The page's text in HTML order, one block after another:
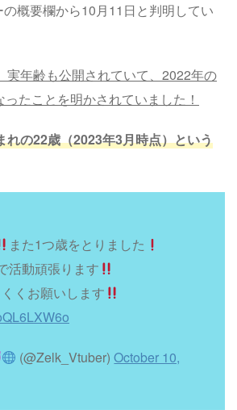
概要欄から10月11日と判明してい
実年齢も公開されていて、2022年の
たことを明かされていました！
れの22歳（2023年3月時点）という
また1つ歳をとりました
活動頑張ります
くお願いします
(@Zelk_Vtuber)October 10,